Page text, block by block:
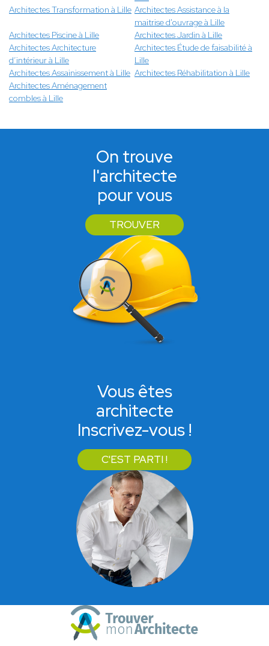
Architectes Transformation à Lille Architectes Assistance à la
maitrise d'ouvrage à Lille
Architectes Piscine à Lille
Architectes Jardin à Lille
Architectes Architecture
d’intérieur à Lille
Architectes Étude de faisabilité à
Lille
Architectes Assainissement à Lille Architectes Réhabilitation à Lille
Architectes Aménagement
combles à Lille
On trouve
l'architecte
pour vous
TROUVER
Vous êtes
architecte
Inscrivez-vous !
C'EST PARTI !